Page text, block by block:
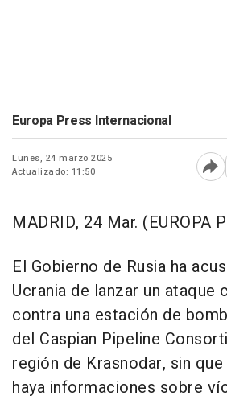
Europa Press Internacional
Lunes, 24 marzo 2025
Actualizado: 11:50
MADRID, 24 Mar. (EUROPA
El Gobierno de Rusia ha
Ucrania de lanzar un ataque
contra una estación de
del Caspian Pipeline
región de Krasnodar, sin
haya informaciones sobre